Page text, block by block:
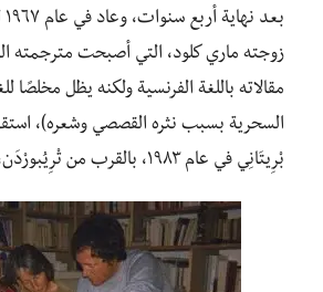
زوجته ماري كلود، التي أصبحت مترجمته
مقالاته باللغة الفرنسية ولكنه يظل مخلصًا
السحرية بسبب نثره القصصي وشعره)،
بْرِيتَانِي في عام ١٩٨٣، بالقرب من تْرِيُبورْدَن، في كُوتْ دَارْمُور.